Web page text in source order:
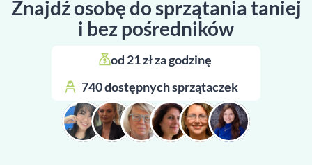
Znajdź osobę do sprzątania taniej
i bez pośredników
od 21 zł za godzinę
740 dostępnych sprzątaczek